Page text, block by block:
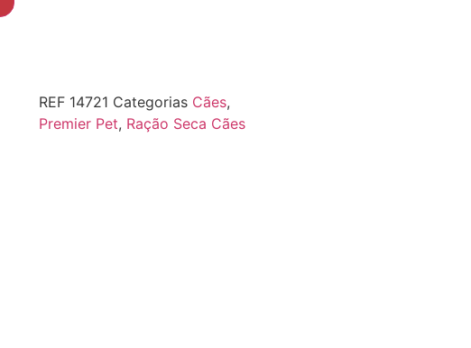
REF 14721 Categorias Cães,
Premier Pet, Ração Seca Cães